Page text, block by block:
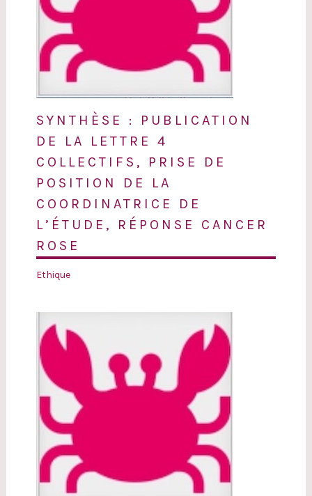
SYNTHÈSE : PUBLICATION
DE LA LETTRE 4
COLLECTIFS, PRISE DE
POSITION DE LA
COORDINATRICE DE
L’ÉTUDE, RÉPONSE CANCER
ROSE
Ethique